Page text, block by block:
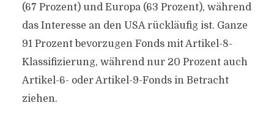
(67 Prozent) und Europa (63 Prozent), während
das Interesse an den USA rückläufig ist. Ganze
91 Prozent bevorzugen Fonds mit Artikel-8-
Klassifizierung, während nur 20 Prozent auch
Artikel-6- oder Artikel-9-Fonds in Betracht
ziehen.